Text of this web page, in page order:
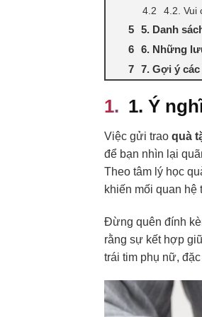
4.2. Vui
5. Danh
6. Những
7. Gợi ý
1. Ý
Việc gửi trao quà
để bạn nhìn lại
Theo tâm lý học
khiến mối quan hệ
Đừng quên đính
rằng sự kết hợp
trái tim phụ nữ,